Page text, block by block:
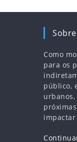
Como
para os
público,
impactar